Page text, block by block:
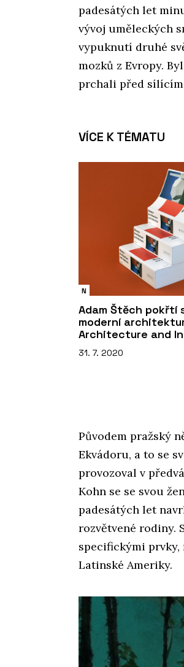
padesátých let
vývoj uměleckých
vypuknutí druhé
mozků z Evropy.
prchali před sílícím
VÍCE K TÉMATU
N
Adam Štěch pokřtí
moderní
Architecture and
31. 7. 2020
Původem pražský
Ekvádoru, a to se
provozoval v
Kohn se se svou
padesátých let
rozvětvené rodiny.
specifickými
Latinské Ameriky.